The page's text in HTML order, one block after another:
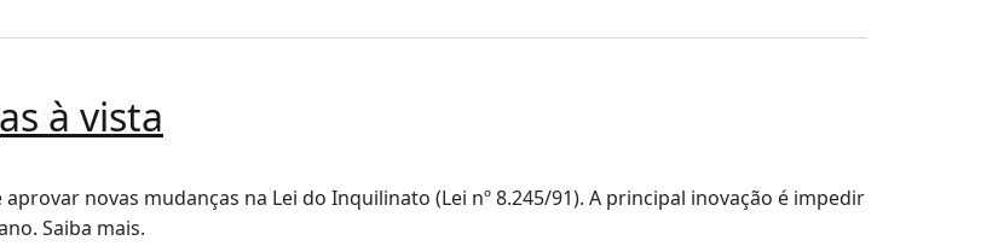
à vista
novas mudanças na Lei do Inquilinato (Lei nº 8.245/91). A principal inovação é impedir
Saiba mais.